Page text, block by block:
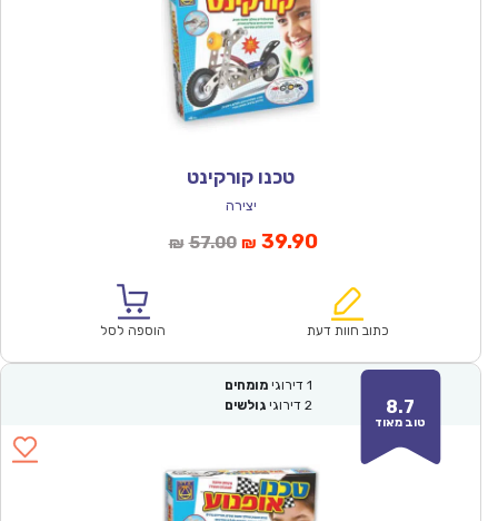
טכנו קורקינט
יצירה
₪ 57.00המחיר
₪57.00.
₪ 39.90המחיר
הוא:
כתוב חוות דעת הוספה לסל
8.7
טוב מאוד
1 דירוגי מומחים
2 דירוגי גולשים